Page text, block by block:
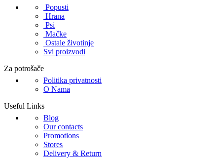
Popusti
Hrana
Psi
Mačke
Ostale životinje
Svi proizvodi
Za potrošače
Politika privatnosti
O Nama
Useful Links
Blog
Our contacts
Promotions
Stores
Delivery & Return